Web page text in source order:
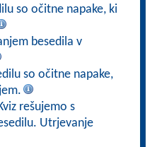
so očitne napake, ki
besedila v
so očitne napake,
rešujemo s
Utrjevanje